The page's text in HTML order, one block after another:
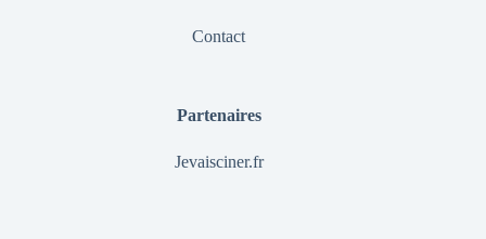
Contact
Partenaires
Jevaisciner.fr